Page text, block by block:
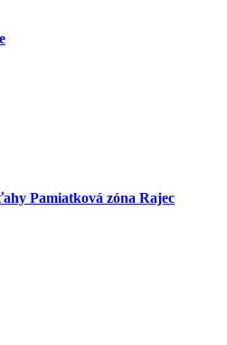
Pamiatková zóna Rajec